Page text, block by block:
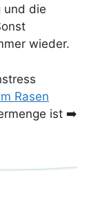
und die
wieder.
Rasen
ist ➡️